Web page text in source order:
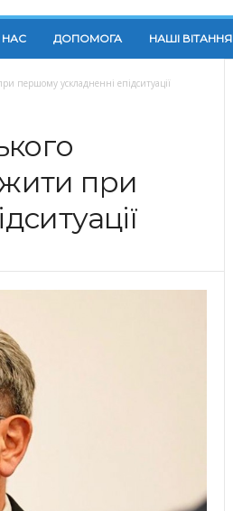
ДОПОМОГА НАШІ ВІТАННЯ
першому ускладненні епідситуації
при